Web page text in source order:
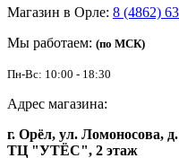
Магазин в Орле: 8 (4862)
Мы работаем: (по МСК)
Пн-Вс: 10:00 - 18:30
Адрес магазина:
г. Орёл, ул. Ломоносова,
ТЦ "УТЁС", 2 этаж